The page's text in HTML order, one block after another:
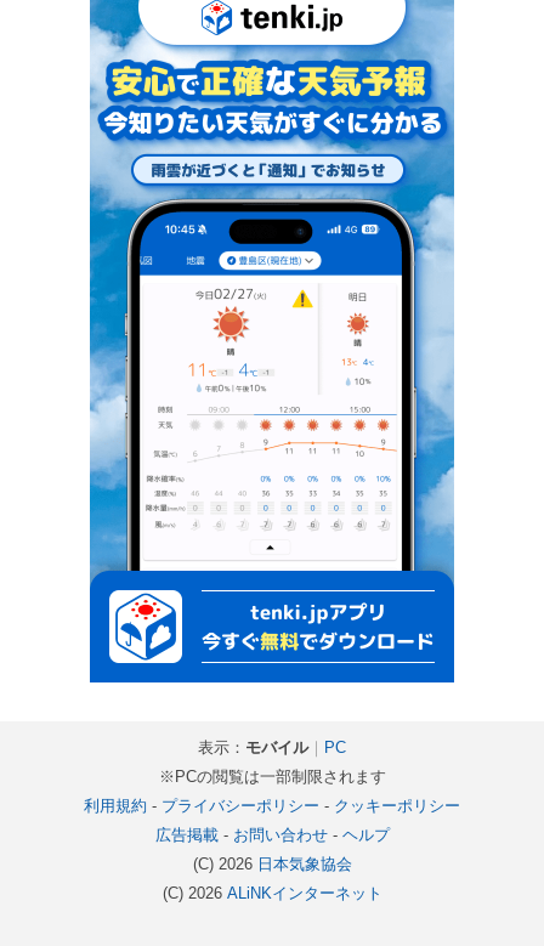
表示： モバイル｜ PC
※PCの閲覧は一部制限されます
利用規約 - プライバシーポリシー - クッキーポリシー
広告掲載- お問い合わせ- ヘルプ
(C) 2026 日本気象協会
(C) 2026 ALiNKインターネット